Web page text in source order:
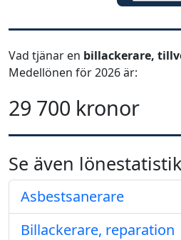
Vad tjänar en billackerare,
Medellönen för 2026 är:
29 700 kronor
Se även
Asbestsanerare
Billackerare, reparation